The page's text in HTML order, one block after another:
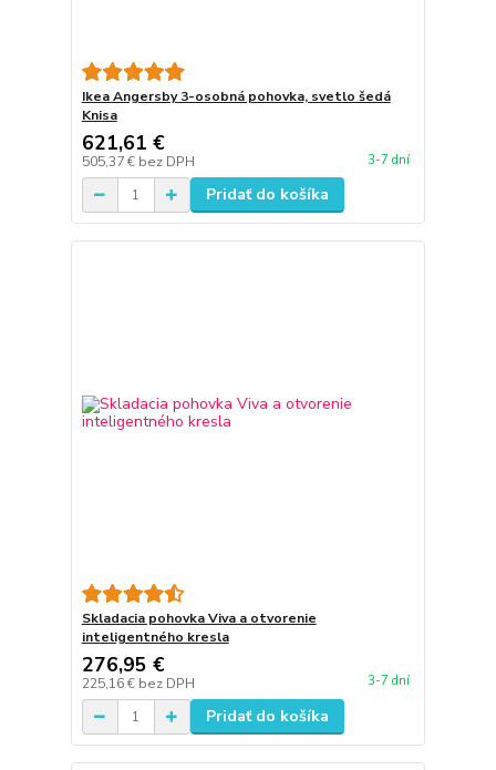
Ikea Angersby 3-osobná pohovka, svetlo šedá
Knisa
621,61 €
505,37 € bez DPH 3-7 dní
Pridať do košíka
Skladacia pohovka Viva a otvorenie
inteligentného kresla
276,95 €
225,16 € bez DPH 3-7 dní
Pridať do košíka